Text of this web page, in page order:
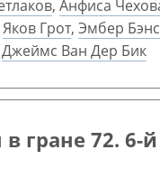
, Анфиса
Яков Грот, Эмбер
Джеймс Ван Дер Бик
гране 72. 6-